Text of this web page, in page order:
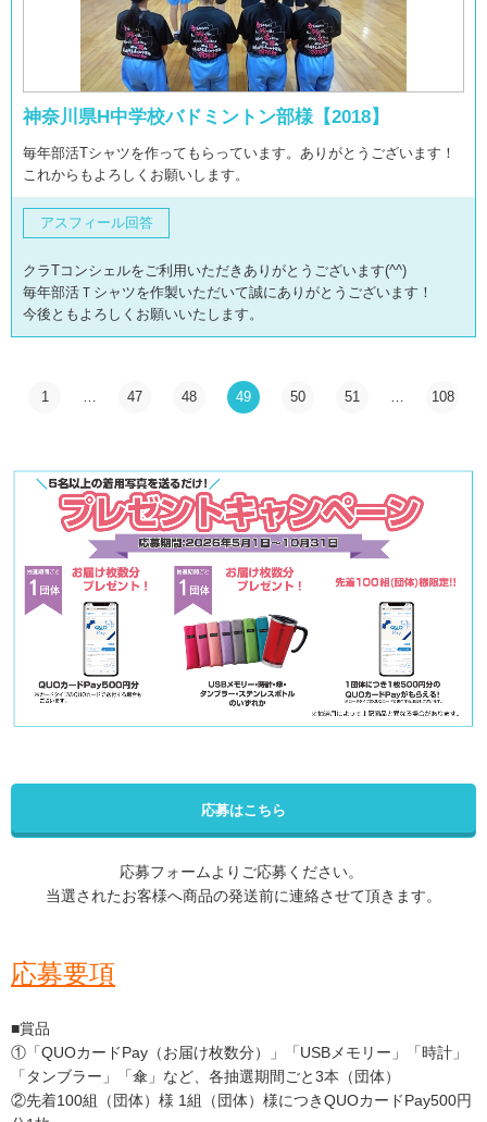
神奈川県H中学校バドミントン部様【2018】
毎年部活Tシャツを作ってもらっています。ありがとうございます！
これからもよろしくお願いします。
アスフィール回答
クラTコンシェルをご利用いただきありがとうございます(^^)
毎年部活Ｔシャツを作製いただいて誠にありがとうございます！
今後ともよろしくお願いいたします。
1 … 47 48 49 50 51 … 108
応募はこちら
応募フォームよりご応募ください。
当選されたお客様へ商品の発送前に連絡させて頂きます。
応募要項
■賞品
①「QUOカードPay（お届け枚数分）」「USBメモリー」「時計」
「タンブラー」「傘」など、各抽選期間ごと3本（団体）
②先着100組（団体）様 1組（団体）様につきQUOカードPay500円